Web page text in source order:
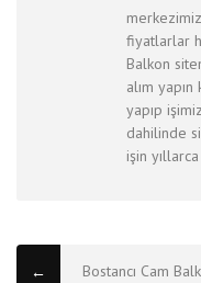
fiyatlarlar
Balkon
alım yapın
yapıp
dahilinde
işin
← Bostancı Cam